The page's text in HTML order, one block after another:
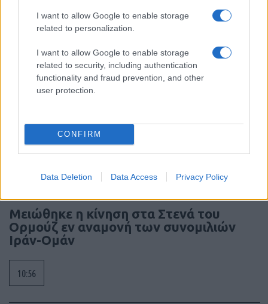
I want to allow Google to enable storage
related to personalization.
I want to allow Google to enable storage
related to security, including authentication
functionality and fraud prevention, and other
user protection.
CONFIRM
Data Deletion Data Access Privacy Policy
Συναγερμός στη Γερμανία: Drone με
ρωσική δολιοφθορά
Μειώθηκε η κίνηση στα Στενά του
Ορμούζ εν αναμονή των συνομιλιών
Ιράν-Ομάν
10:56